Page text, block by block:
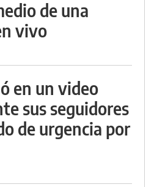
de una
vivo
en un video
sus seguidores
de urgencia por